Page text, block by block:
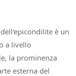
è un
a livello
la prominenza
esterna del